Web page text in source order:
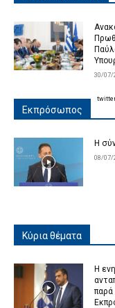
30/07/
Εκπρόσωπος
Η
08/07/
Κύρια θέματα
Η